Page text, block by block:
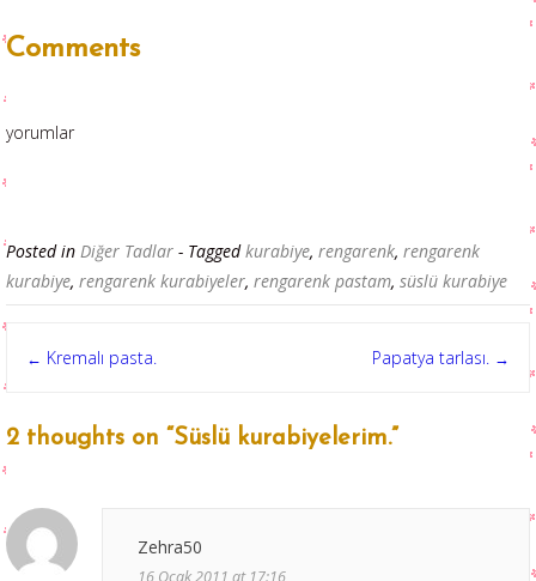
Comments
yorumlar
Posted in Diğer Tadlar - Taggedkurabiye, rengarenk, rengarenk
kurabiye, rengarenk kurabiyeler, rengarenk pastam, süslü kurabiye
Post
navigation
← Kremalı pasta. Papatya tarlası. →
2 thoughts on “ Süslü kurabiyelerim.”
Zehra50
16 Ocak 2011 at 17:16